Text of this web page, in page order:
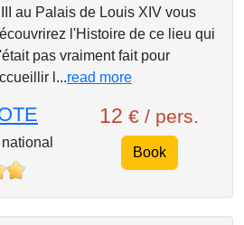
au Palais de Louis XIV vous
l'Histoire de ce lieu qui
pas vraiment fait pour
l...read more
12 € / pers.
Book